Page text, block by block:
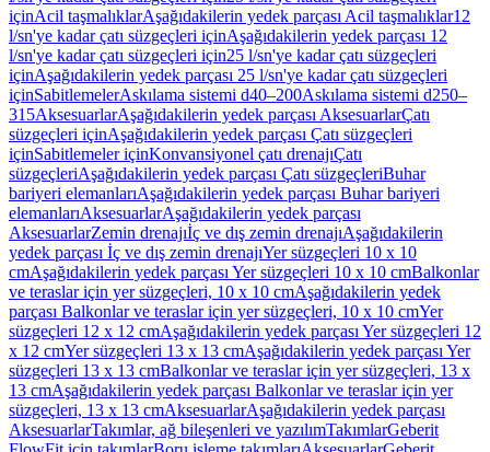
içinAcil taşmalıklarAşağıdakilerin yedek parçası Acil taşmalıklar12
l/sn'ye kadar çatı süzgeçleri içinAşağıdakilerin yedek parçası 12
l/sn'ye kadar çatı süzgeçleri için25 l/sn'ye kadar çatı süzgeçleri
içinAşağıdakilerin yedek parçası 25 l/sn'ye kadar çatı süzgeçleri
içinSabitlemelerAskılama sistemi d40–200Askılama sistemi d250–
315AksesuarlarAşağıdakilerin yedek parçası AksesuarlarÇatı
süzgeçleri içinAşağıdakilerin yedek parçası Çatı süzgeçleri
içinSabitlemeler içinKonvansiyonel çatı drenajıÇatı
süzgeçleriAşağıdakilerin yedek parçası Çatı süzgeçleriBuhar
bariyeri elemanlarıAşağıdakilerin yedek parçası Buhar bariyeri
elemanlarıAksesuarlarAşağıdakilerin yedek parçası
AksesuarlarZemin drenajıİç ve dış zemin drenajıAşağıdakilerin
yedek parçası İç ve dış zemin drenajıYer süzgeçleri 10 x 10
cmAşağıdakilerin yedek parçası Yer süzgeçleri 10 x 10 cmBalkonlar
ve teraslar için yer süzgeçleri, 10 x 10 cmAşağıdakilerin yedek
parçası Balkonlar ve teraslar için yer süzgeçleri, 10 x 10 cmYer
süzgeçleri 12 x 12 cmAşağıdakilerin yedek parçası Yer süzgeçleri 12
x 12 cmYer süzgeçleri 13 x 13 cmAşağıdakilerin yedek parçası Yer
süzgeçleri 13 x 13 cmBalkonlar ve teraslar için yer süzgeçleri, 13 x
13 cmAşağıdakilerin yedek parçası Balkonlar ve teraslar için yer
süzgeçleri, 13 x 13 cmAksesuarlarAşağıdakilerin yedek parçası
AksesuarlarTakımlar, ağ bileşenleri ve yazılımTakımlarGeberit